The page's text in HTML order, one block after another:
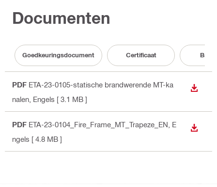
Documenten
Goedkeuringsdocument Certificaat
PDF ETA-23-0105-statische brandwerende MT-ka
nalen , Engels [ 3.1 MB ]
PDF ETA-23-0104_Fire_Frame_MT_Trapeze_EN , E
ngels [ 4.8 MB ]